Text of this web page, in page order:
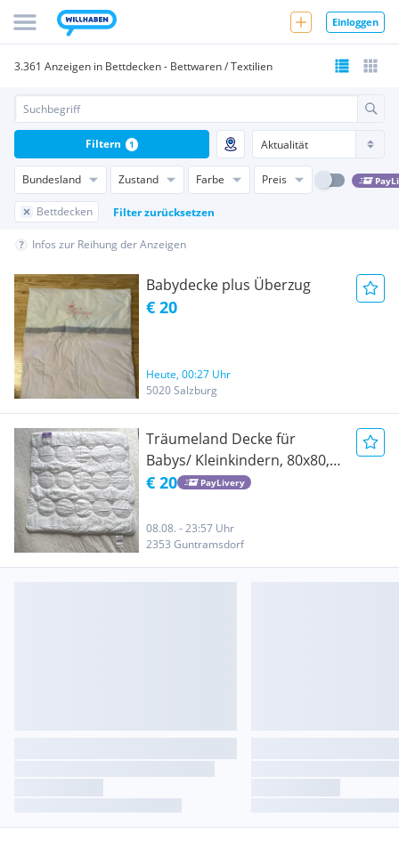
Einloggen
3.361 Anzeigen in Bettdecken - Bettwaren / Textilien
Bundesland Zustand Farbe Preis
Bettdecken Filter zurücksetzen
Filtern 1
Infos zur Reihung der Anzeigen
Babydecke plus Überzug
€ 20
Heute, 00:27 Uhr
5020 Salzburg
Träumeland Decke für
Babys/ Kleinkindern, 80x80,
NEU, NIE VERWENDET
€ 20 PayLivery
08.08. - 23:57 Uhr
2353 Guntramsdorf